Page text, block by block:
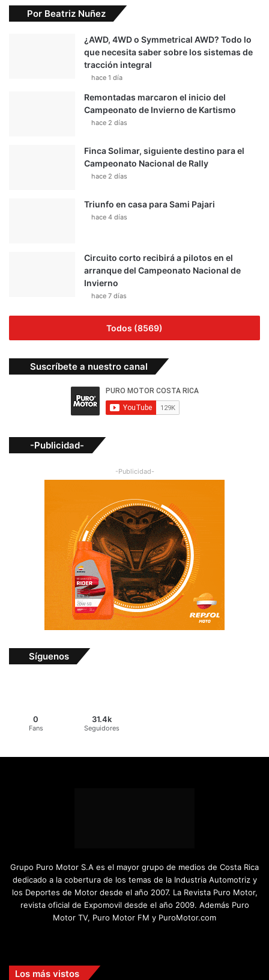
Por Beatriz Nuñez
¿AWD, 4WD o Symmetrical AWD? Todo lo
que necesita saber sobre los sistemas de
tracción integral
hace 1 día
Remontadas marcaron el inicio del
Campeonato de Invierno de Kartismo
hace 2 días
Finca Solimar, siguiente destino para el
Campeonato Nacional de Rally
hace 2 días
Triunfo en casa para Sami Pajari
hace 4 días
Circuito corto recibirá a pilotos en el
arranque del Campeonato Nacional de
Invierno
hace 7 días
Todos (8569)
Suscríbete a nuestro canal
-Publicidad-
-Publicidad-
Síguenos
0
Fans
31.4k
Seguidores
Grupo Puro Motor S.A es el mayor grupo de medios de Costa Rica
dedicado a la cobertura de los temas de la Industria Automotriz y
los Deportes de Motor desde el año 2007. La Revista Puro Motor,
revista oficial de Expomovil desde el año 2009. Además Puro
Motor TV, Puro Motor FM y PuroMotor.com
Los más vistos